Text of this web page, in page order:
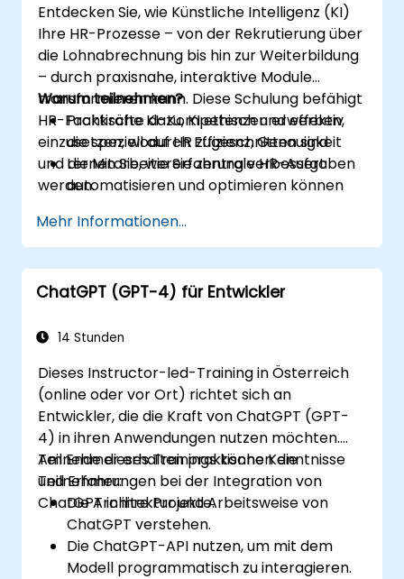
Entdecken Sie, wie Künstliche Intelligenz (KI)
Ihre HR-Prozesse – von der Rekrutierung über
die Lohnabrechnung bis hin zur Weiterbildung
– durch praxisnahe, interaktive Module
transformieren kann. Diese Schulung befähigt
HR-Fachkräfte dazu, KI ethisch und effektiv
einzusetzen, wodurch Effizienz, Genauigkeit
und die Mitarbeitererfahrung verbessert
werden.
Warum teilnehmen?
Praktische KI-Kompetenzen erwerben,
die speziell auf HR zugeschnitten sind
Lernen Sie, wie Sie zentrale HR-Aufgaben
automatisieren und optimieren können
Risikomanagement auseinandersetzen
Ihre HR-Abteilung auf die Zukunft
vorbereiten
Mehr Informationen...
ChatGPT (GPT-4) für Entwickler
14 Stunden
Dieses Instructor-led-Training in Österreich
(online oder vor Ort) richtet sich an
Entwickler, die die Kraft von ChatGPT (GPT-
4) in ihren Anwendungen nutzen möchten.
Teilnehmer erhalten praktische Kenntnisse
und Erfahrungen bei der Integration von
ChatGPT in ihre Projekte.
Am Ende dieses Trainings können die
Teilnehmer:
Die Architektur und Arbeitsweise von
ChatGPT verstehen.
Die ChatGPT-API nutzen, um mit dem
Modell programmatisch zu interagieren.